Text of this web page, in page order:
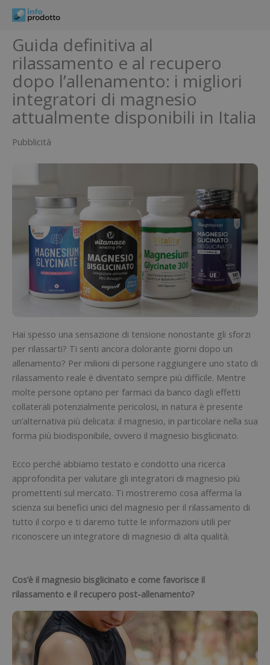
Guida definitiva al
rilassamento e al recupero
dopo l’allenamento: i migliori
integratori di magnesio
attualmente disponibili in Italia
Pubblicità
Hai spesso una sensazione di tensione nonostante gli sforzi
per rilassarti? Ti senti ancora dolorante giorni dopo un
allenamento? Per milioni di persone raggiungere uno stato di
rilassamento reale è diventato sempre più difficile. Mentre
molte persone optano per farmaci da banco dagli effetti
collaterali potenzialmente pericolosi, in natura è presente
un’alternativa più delicata: il magnesio, in particolare nella sua
forma più biodisponibile, ovvero il magnesio bisglicinato.
Ecco perché abbiamo testato e condotto una ricerca
approfondita per valutare gli integratori di magnesio più
promettenti sul mercato. Ti mostreremo cosa afferma la
scienza sui benefici unici del magnesio per il rilassamento di
tutto il corpo e ti daremo tutte le informazioni utili per
riconoscere un integratore di magnesio di alta qualità.
Cos’è il magnesio bisglicinato e come favorisce il
rilassamento e il recupero post-allenamento?